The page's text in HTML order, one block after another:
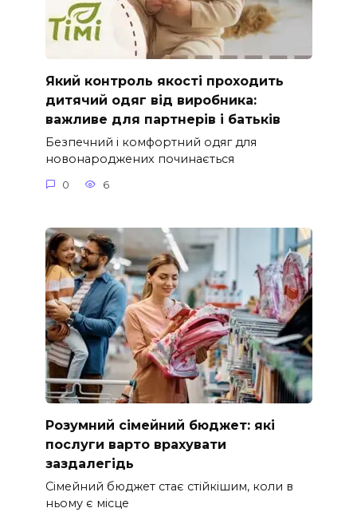
Який контроль якості проходить
дитячий одяг від виробника:
важливе для партнерів і батьків
Безпечний і комфортний одяг для
новонароджених починається
0 6
Розумний сімейний бюджет: які
послуги варто врахувати
заздалегідь
Сімейний бюджет стає стійкішим, коли в
ньому є місце